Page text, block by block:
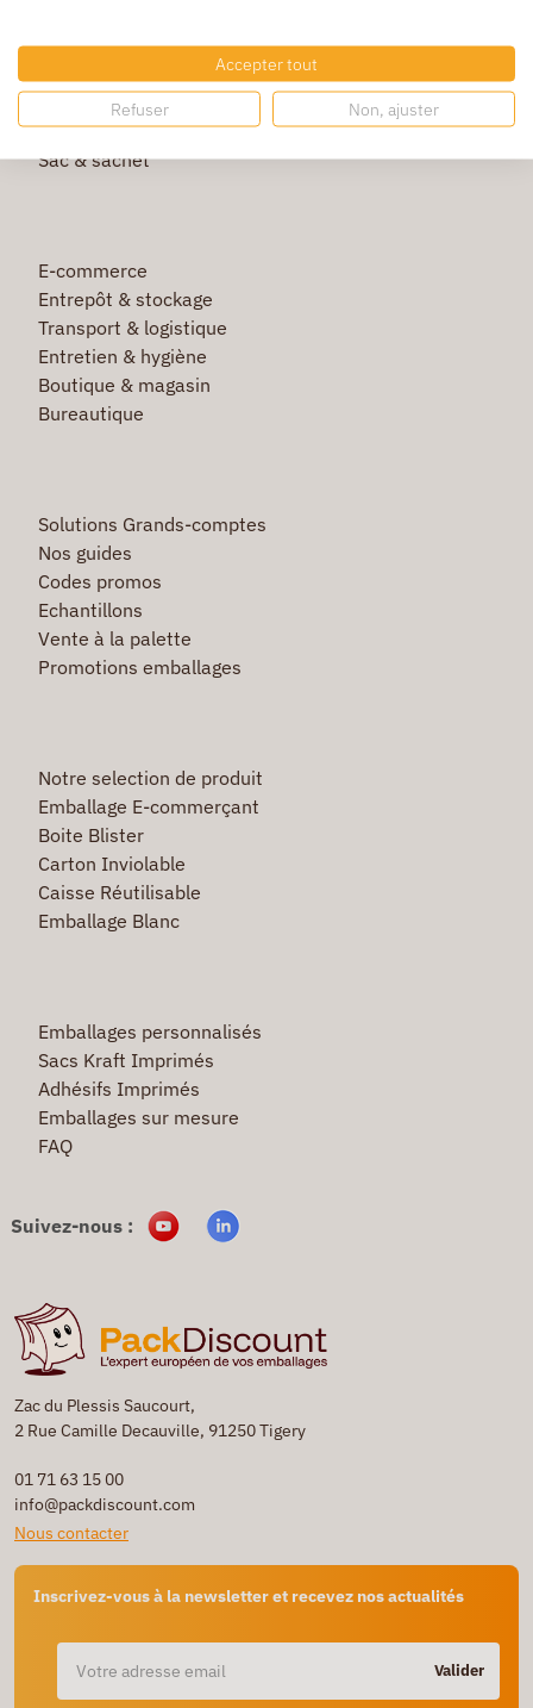
Zac du Plessis Saucourt,
2 Rue Camille Decauville, 91250 Tigery
01 71 63 15 00
info@packdiscount.com
Nous contacter
Inscrivez-vous à la newsletter et recevez nos actualités
Valider
Pochette bulle & mousse
Papier bulle & rouleau mousse
Adhésif & feuillard
Film étirable & palette bois
Sac & sachet
E-commerce
Entrepôt & stockage
Transport & logistique
Entretien & hygiène
Boutique & magasin
Bureautique
Solutions Grands-comptes
Nos guides
Codes promos
Echantillons
Vente à la palette
Promotions emballages
Notre selection de produit
Emballage E-commerçant
Boite Blister
Carton Inviolable
Caisse Réutilisable
Emballage Blanc
Emballages personnalisés
Sacs Kraft Imprimés
Adhésifs Imprimés
Emballages sur mesure
FAQ
Suivez-nous :
Accepter tout
Refuser Non, ajuster